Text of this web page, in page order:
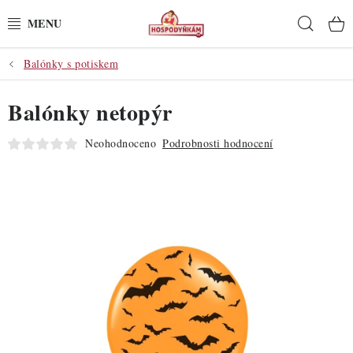
na
POTŘEBY
POMŮCKY
SUROVINY
Balónky s potiskem
Balónky netopýr
Neohodnoceno Podrobnosti hodnocení